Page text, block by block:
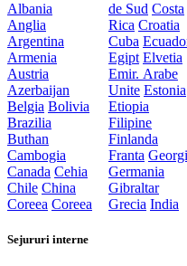
Albania
Anglia
Argentina
Armenia
Austria
Azerbaijan
Belgia Bolivia
Brazilia
Buthan
Cambogia
Canada Cehia
Chile China
Coreea Coreea
de Sud Costa
Rica Croatia
Cuba
Egipt Elvetia
Emir. Arabe
Unite Estonia
Etiopia
Filipine
Finlanda
Franta
Germania
Gibraltar
Grecia India
Sejururi interne